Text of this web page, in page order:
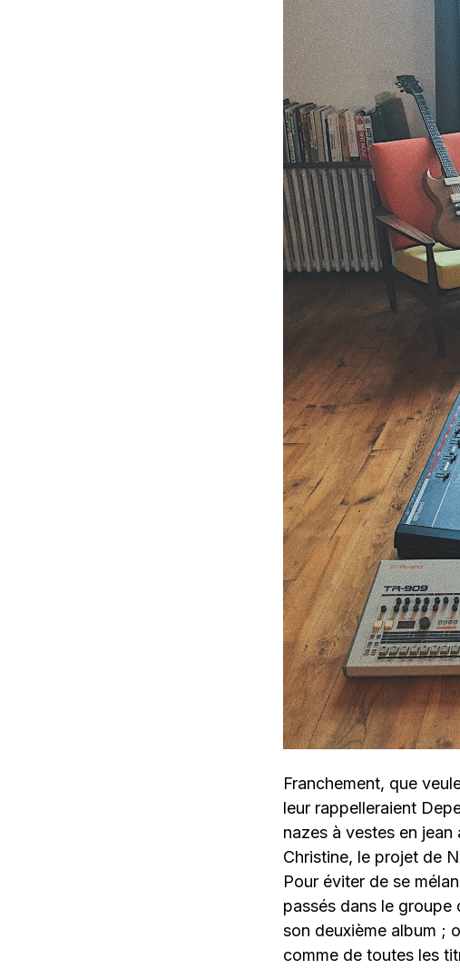
Franchement, que
leur rappelleraient
nazes à vestes en
Christine, le projet de
Pour éviter de se
passés dans le groupe
son deuxième album ;
comme de toutes les